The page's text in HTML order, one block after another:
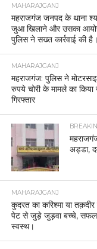
MAHARAJGANJ
महराजगंज जनपद के थाना
जुआ खिलाने और उसका
पुलिस ने सख्त कार्रवाई की है।
MAHARAJGANJ
महराजगंज: पुलिस ने
रुपये चोरी के मामले का
गिरफ्तार
अड्डा,
MAHARAJGANJ
कुदरत का करिश्मा या
पेट से जुड़े जुड़वा बच्चे, सफल
स्वस्थ।